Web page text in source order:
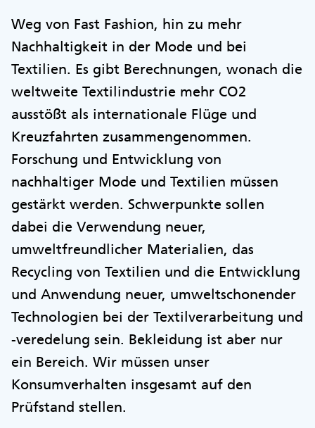
Weg von Fast Fashion, hin zu mehr
Nachhaltigkeit in der Mode und bei
Textilien. Es gibt Berechnungen, wonach die
weltweite Textilindustrie mehr CO2
ausstößt als internationale Flüge und
Kreuzfahrten zusammengenommen.
Forschung und Entwicklung von
nachhaltiger Mode und Textilien müssen
gestärkt werden. Schwerpunkte sollen
dabei die Verwendung neuer,
umweltfreundlicher Materialien, das
Recycling von Textilien und die Entwicklung
und Anwendung neuer, umweltschonender
Technologien bei der Textilverarbeitung und
-veredelung sein. Bekleidung ist aber nur
ein Bereich. Wir müssen unser
Konsumverhalten insgesamt auf den
Prüfstand stellen.